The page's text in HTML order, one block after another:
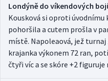
Londýně do víkendových
Kousková si oproti úvodnímu
pohoršila a cutem prošla v
místě. Napoleaová, jež
krajanka výkonem 72 ran,
čtyři víc a se skóre +2 figuruje